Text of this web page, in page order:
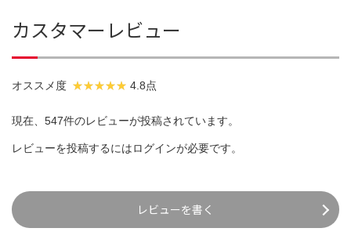
カスタマーレビュー
オススメ度 4.8点
現在、547件のレビューが投稿されています。
レビューを投稿するにはログインが必要です。
レビューを書く